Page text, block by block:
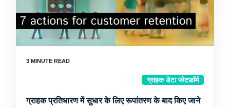
ग्राहक डेटा प्लेटफ़ॉर्म
ग्राहक प्रतिधारण में सुधार के लिए रूपांतरण के बाद किए जाने